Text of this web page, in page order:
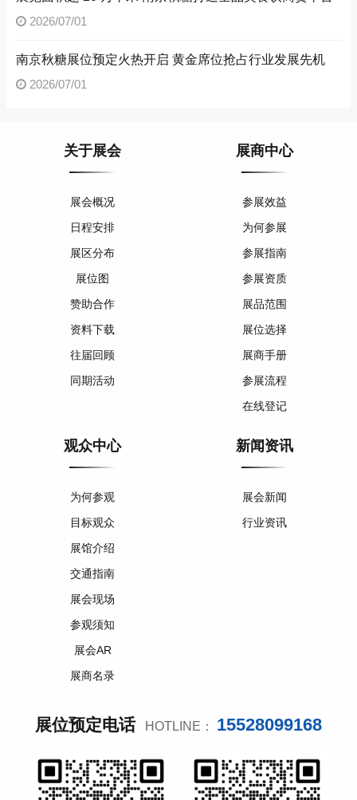
2026/07/01
南京秋糖展位预定火热开启 黄金席位抢占行业发展先机
2026/07/01
关于展会
展会概况
日程安排
展区分布
展位图
赞助合作
资料下载
往届回顾
同期活动
展商中心
参展效益
为何参展
参展指南
参展资质
展品范围
展位选择
展商手册
参展流程
在线登记
观众中心
为何参观
目标观众
展馆介绍
交通指南
展会现场
参观须知
展会AR
展商名录
新闻资讯
展会新闻
行业资讯
展位预定电话 HOTLINE： 15528099168